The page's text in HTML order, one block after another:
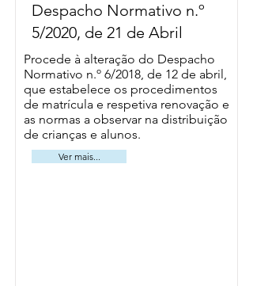
Despacho Normativo n.º
5/2020, de 21 de Abril
Procede à alteração do Despacho
Normativo n.º 6/2018, de 12 de abril,
que estabelece os procedimentos
de matrícula e respetiva renovação e
as normas a observar na distribuição
de crianças e alunos.
Ver mais...